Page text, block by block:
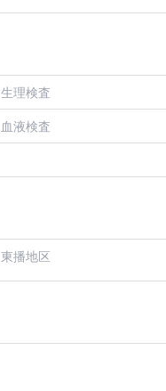
生理検査
血液検査
東播地区